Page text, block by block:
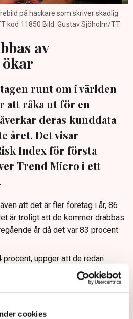
cookies
på hackare som skriver skadlig
kod 11850 Bild: Gustav Sjöholm/TT
av
runt om i världen
att råka ut för en
deras kunddata
året. Det visar
Index för första
Trend Micro i ett
att det är fler företag i år, 86
är troligt att de kommer drabbas
år då det var 83 procent
procent, uppger att de redan
i sitt nätverk, en siffra
år.
information, jämfört med 19